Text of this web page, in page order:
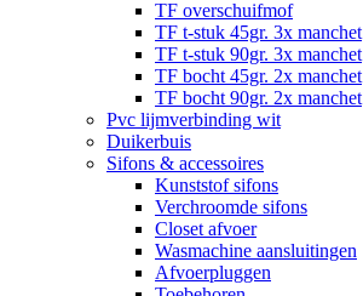
TF overschuifmof
TF t-stuk 45gr. 3x manchet
TF t-stuk 90gr. 3x manchet
TF bocht 45gr. 2x manchet
TF bocht 90gr. 2x manchet
Pvc lijmverbinding wit
Duikerbuis
Sifons & accessoires
Kunststof sifons
Verchroomde sifons
Closet afvoer
Wasmachine aansluitingen
Afvoerpluggen